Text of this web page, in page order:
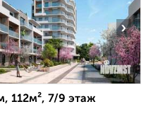
›
112м², 7/9 этаж